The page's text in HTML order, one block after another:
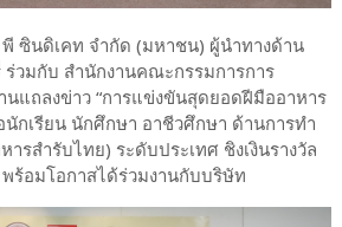
ดิเคท จำกัด (มหาชน) ผู้นำทางด้าน
ร่วมกับ สำนักงานคณะกรรมการการ
นแถลงข่าว “การแข่งขันสุดยอดฝีมืออาหาร
กเรียน นักศึกษา อาชีวศึกษา ด้านการทำ
ารสำรับไทย) ระดับประเทศ ชิงเงินรางวัล
พร้อมโอกาสได้ร่วมงานกับบริษัท